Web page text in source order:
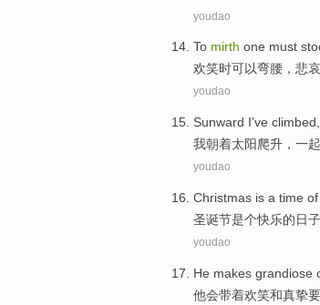
youdao
To mirth one must
欢笑时可以弯腰 ， 悲哀
youdao
Sunward I've climbed,
我朝着太阳爬升 ， 一起
youdao
Christmas is a time of
圣诞节是个快乐的日
youdao
He makes grandiose
他会带着欢笑和真挚